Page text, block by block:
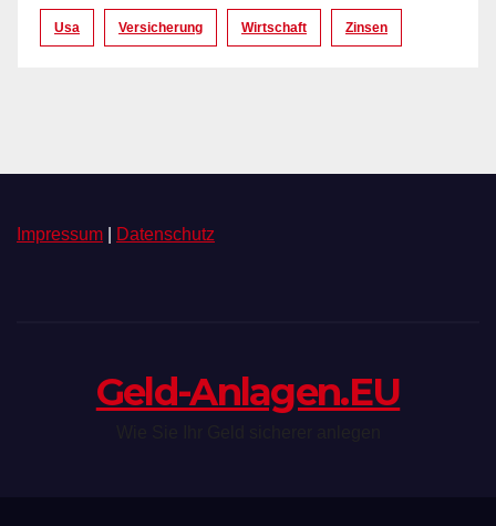
Usa Versicherung Wirtschaft Zinsen
Impressum Datenschutz
Geld-Anlagen.EU